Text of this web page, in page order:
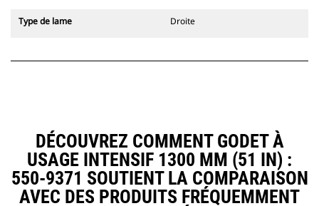
Les équipements compatibles avec
rapide fixes. Les attaches spéciales
Les attaches spéciales CW sont
disponibles pour toutes les pelles
hydrauliques à chaines et sur
pneus.
Type de lame Droite
DÉCOUVREZ COMMENT GODET À
USAGE INTENSIF 1300 MM (51 IN) :
550-9371 SOUTIENT LA COMPARAISON
AVEC DES PRODUITS FRÉQUEMMENT